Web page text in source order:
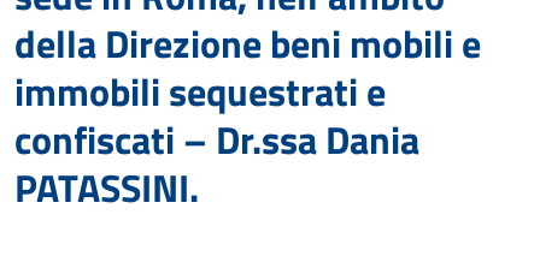
della Direzione beni mobili e
immobili sequestrati e
confiscati – Dr.ssa Dania
PATASSINI.